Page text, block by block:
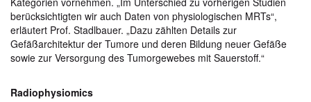
berücksichtigten wir auch Daten von physiologischen MRTs“,
erläutert Prof. Stadlbauer. „Dazu zählten Details zur
Gefäßarchitektur der Tumore und deren Bildung neuer Gefäße
sowie zur Versorgung des Tumorgewebes mit Sauerstoff.“
Radiophysiomics